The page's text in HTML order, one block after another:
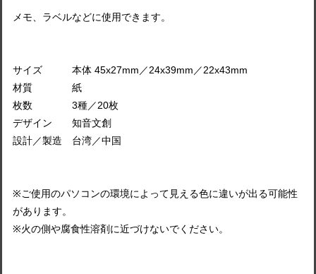
メモ、ラベルなどに使用できます。
サイズ 本体 45x27mm／24x39mm／22x43mm
材質 紙
枚数 3種／20枚
デザイン 知音文創
設計／製造 台湾／中国
※ご使用のパソコンの環境によって見える色に違いが出る可能性
があります。
※火の側や腐食性溶剤に近づけないでください。